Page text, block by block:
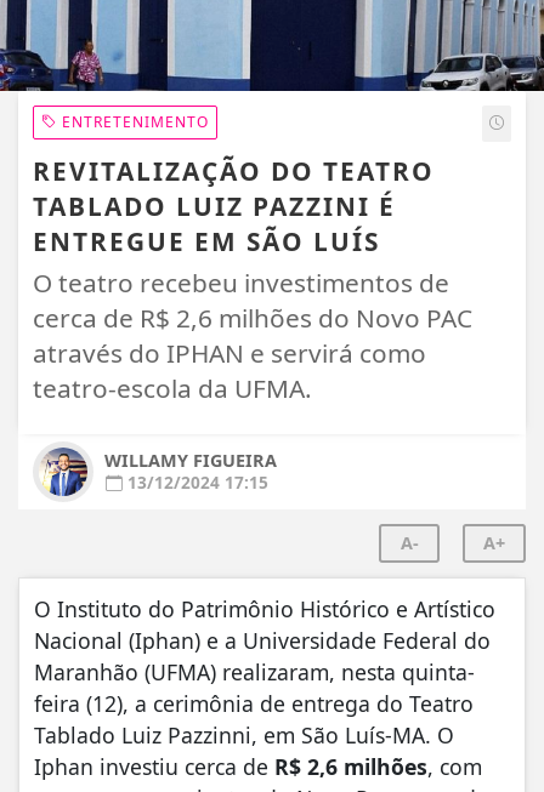
ENTRETENIMENTO
REVITALIZAÇÃO DO TEATRO
TABLADO LUIZ PAZZINI É
ENTREGUE EM SÃO LUÍS
O teatro recebeu investimentos de
cerca de R$ 2,6 milhões do Novo PAC
através do IPHAN e servirá como
teatro-escola da UFMA.
WILLAMY FIGUEIRA
13/12/2024 17:15
A- A+
O Instituto do Patrimônio Histórico e Artístico
Nacional (Iphan) e a Universidade Federal do
Maranhão (UFMA) realizaram, nesta quinta-
feira (12), a cerimônia de entrega do Teatro
Tablado Luiz Pazzinni, em São Luís-MA. O
Iphan investiu cerca de R$ 2,6 milhões, com